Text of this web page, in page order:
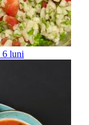
6 luni